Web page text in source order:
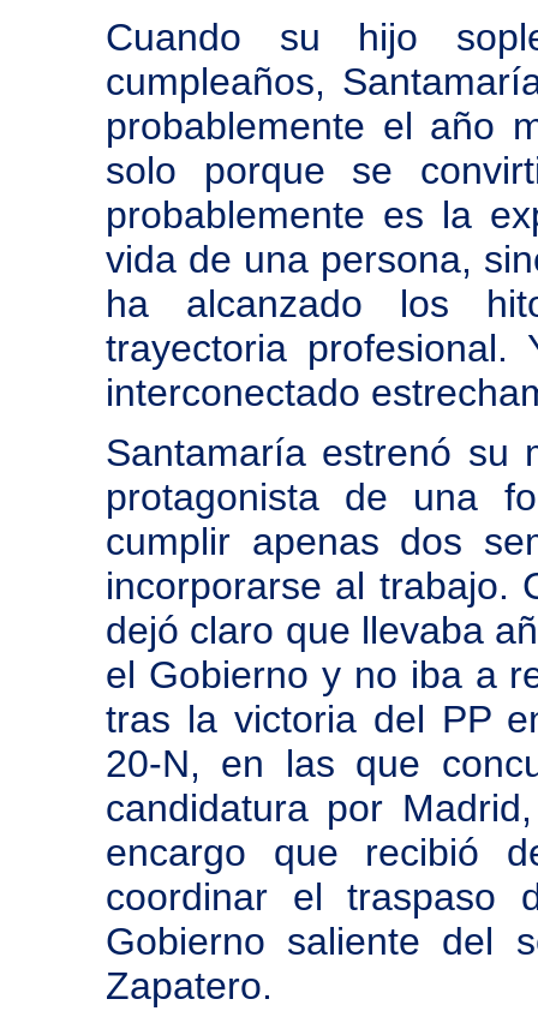
Cuando su hijo
cumpleaños,
probablemente el año
solo porque se
probablemente es la
vida de una persona,
ha alcanzado los
trayectoria
interconectado
Santamaría estrenó su
protagonista de una
cumplir apenas dos
incorporarse al trabajo.
dejó claro que llevaba
el Gobierno y no iba a
tras la victoria del PP
20-N, en las que
candidatura por
encargo que recibió
coordinar el
Gobierno saliente del
Zapatero.